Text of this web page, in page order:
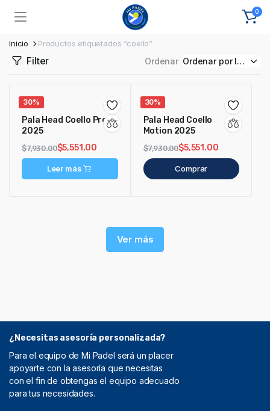
0
Inicio Productos etiquetados “coello”
Filter Ordenar
30%
Pala Head Coello Pro
2025
$7,930.00$5,551.00
Leer más
30%
Pala Head Coello
Motion 2025
$7,930.00$5,551.00
Comprar
Ver más
¿Necesitas asesoría personalizada?
Para el equipo de Mi Padel será un placer
apoyarte con la asesoría que necesitas
con el fin de obtengas el equipo adecuado
para tus necesidades.